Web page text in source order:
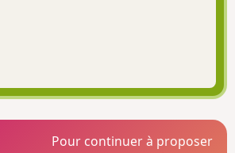
Pour continuer à proposer